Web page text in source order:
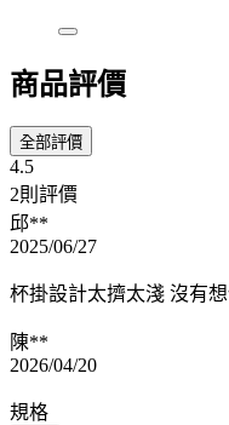
商品評價
全部評價
4.5
2則評價
邱**
2025/06/27
杯掛設計太擠太淺 沒有
陳**
2026/04/20
規格